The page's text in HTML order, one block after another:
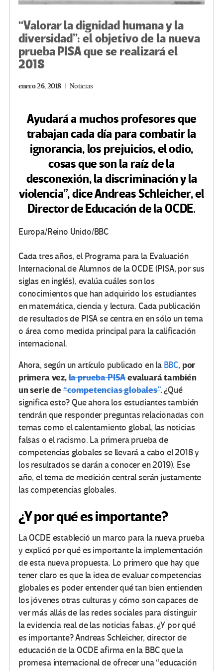
“Valorar la dignidad humana y la
diversidad”: el objetivo de la nueva
prueba PISA que se realizará el
2018
enero 26, 2018 Noticias
Ayudará a muchos profesores que
trabajan cada día para combatir la
ignorancia, los prejuicios, el odio,
cosas que son la raíz de la
desconexión, la discriminación y la
violencia”, dice Andreas Schleicher, el
Director de Educación de la OCDE.
Europa/Reino Unido/BBC
Cada tres años, el Programa para la Evaluación
Internacional de Alumnos de la OCDE (PISA, por sus
siglas en inglés), evalúa cuáles son los
conocimientos que han adquirido los estudiantes
en matemática, ciencia y lectura. Cada publicación
de resultados de PISA se centra en en sólo un tema
o área como medida principal para la calificación
internacional.
Ahora, según un artículo publicado en la BBC, por
primera vez,la prueba PISAevaluará también
un serie de“competencias globales”.¿Qué
significa esto? Que ahora los estudiantes también
tendrán que responder preguntas relacionadas con
temas como el calentamiento global, las noticias
falsas o el racismo. La primera prueba de
competencias globales se llevará a cabo el 2018 y
los resultados se darán a conocer en 2019). Ese
año, el tema de medición central serán justamente
las competencias globales.
¿Y por qué es importante?
La OCDE estableció un marco para la nueva prueba
y explicó por qué es importante la implementación
de esta nueva propuesta. Lo primero que hay que
tener claro es que la idea de evaluar competencias
globales es poder entender qué tan bien entienden
los jóvenes otras culturas y cómo son capaces de
ver más allás de las redes sociales para distinguir
la evidencia real de las noticias falsas. ¿Y por qué
es importante? Andreas Schleicher, director de
educación de la OCDE afirma en la BBC que la
promesa internacional de ofrecer una “educación